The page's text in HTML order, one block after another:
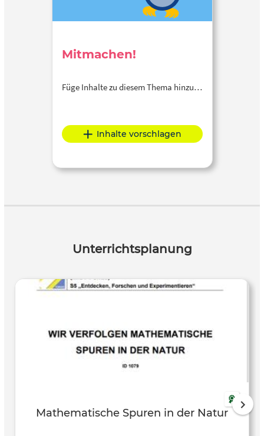
Mitmachen!
Füge Inhalte zu diesem Thema hinzu…
Inhalte vorschlagen
Unterrichtsplanung
Mathematische Spuren in der Natur